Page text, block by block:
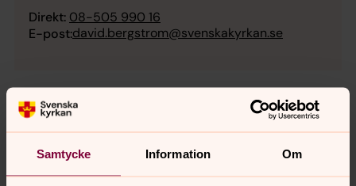
Samtycke Information Om
Direkt: 08-505 990 16
E-post:david.bergstrom@svenskakyrkan.se
Senast ändrad 24 april 2023
Synpunkter eller frågor på sidans
innehåll?